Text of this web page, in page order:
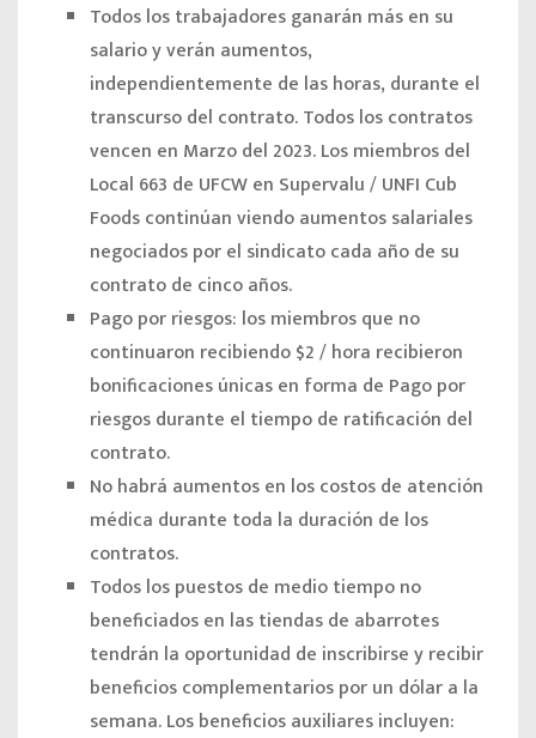
Todos los trabajadores ganarán más en su
salarioy verán aumentos,
independientemente de las horas, durante el
transcurso del contrato. Todos los contratos
vencen en Marzo del 2023. Los miembros del
Local 663 de UFCW en Supervalu / UNFI Cub
Foods continúan viendo aumentos salariales
negociados por el sindicato cada año de su
contrato de cinco años.
Pago por riesgos: los miembros que no
continuaron recibiendo $2 / hora recibieron
bonificaciones únicas en forma de Pago por
riesgos durante el tiempo de ratificación del
contrato.
No habrá aumentos en los costos de atención
médica durante toda la duración de los
contratos.
Todos los puestos de medio tiempono
beneficiadosen las tiendas de abarrotes
tendrán la oportunidad de inscribirse y recibir
beneficios complementarios por un dólar a la
semana. Los beneficios auxiliares incluyen: